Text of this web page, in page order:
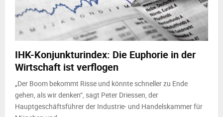
IHK-Konjunkturindex: Die Euphorie in der
Wirtschaft ist verflogen
„Der Boom bekommt Risse und könnte schneller zu Ende
gehen, als wir denken“, sagt Peter Driessen, der
Hauptgeschäftsführer der Industrie- und Handelskammer für